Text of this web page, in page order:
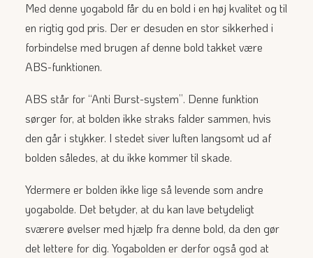
Med denne yogabold får du en bold i en høj kvalitet og til
en rigtig god pris. Der er desuden en stor sikkerhed i
forbindelse med brugen af denne bold takket være
ABS-funktionen.
ABS står for “Anti Burst-system”. Denne funktion
sørger for, at bolden ikke straks falder sammen, hvis
den går i stykker. I stedet siver luften langsomt ud af
bolden således, at du ikke kommer til skade.
Ydermere er bolden ikke lige så levende som andre
yogabolde. Det betyder, at du kan lave betydeligt
sværere øvelser med hjælp fra denne bold, da den gør
det lettere for dig. Yogabolden er derfor også god at